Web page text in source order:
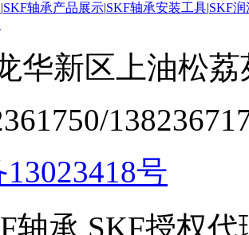
|SKF轴承产品展示|SKF轴承安装工具|SKF
华新区上油松
号
轴承,SKF授权